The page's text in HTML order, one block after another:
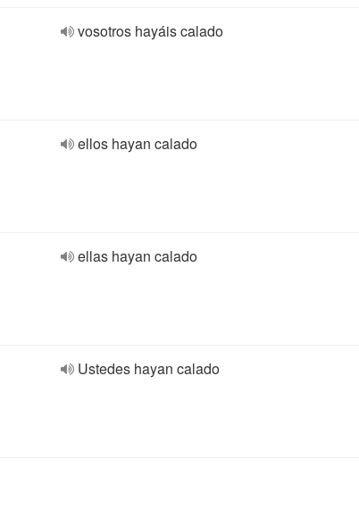
vosotros hayáis calado
ellos hayan calado
ellas hayan calado
Ustedes hayan calado